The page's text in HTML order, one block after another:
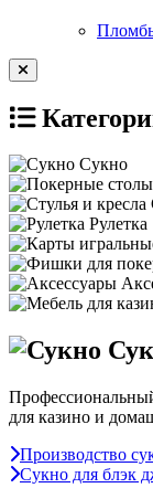
Сукно
Рулетка
для казино и
Производство
Сукно для блэк